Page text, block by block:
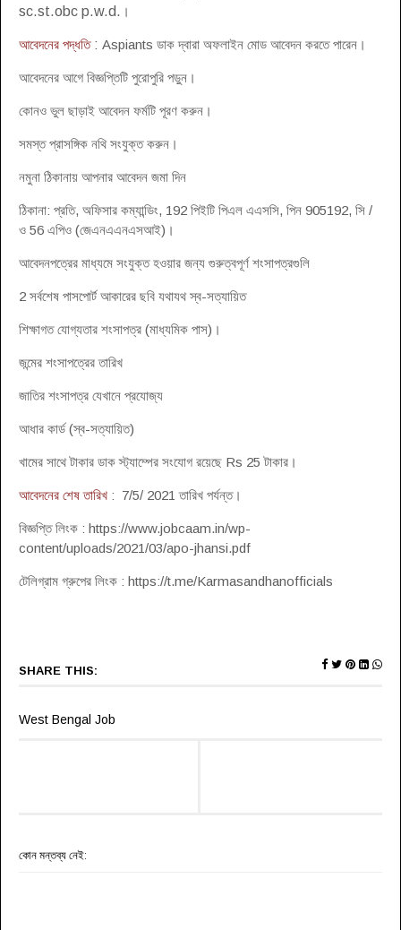
sc.st.obc p.w.d. ।
আবেদনের পদ্ধতি : Aspiants ডাক দ্বারা অফলাইন মোড আবেদন করতে পারেন।
আবেদনের আগে বিজ্ঞপ্তিটি পুরোপুরি পড়ুন।
কোনও ভুল ছাড়াই আবেদন ফর্মটি পূরণ করুন।
সমস্ত প্রাসঙ্গিক নথি সংযুক্ত করুন।
নমুনা ঠিকানায় আপনার আবেদন জমা দিন
ঠিকানা: প্রতি, অফিসার কম্যান্ডিং, 192 পিইটি পিএল এএসসি, পিন 905192, সি /
ও 56 এপিও (জেএনএএনএসআই)।
আবেদনপত্রের মাধ্যমে সংযুক্ত হওয়ার জন্য গুরুত্বপূর্ণ শংসাপত্রগুলি
2 সর্বশেষ পাসপোর্ট আকারের ছবি যথাযথ স্ব-সত্যায়িত
শিক্ষাগত যোগ্যতার শংসাপত্র (মাধ্যমিক পাস)।
জন্মের শংসাপত্রের তারিখ
জাতির শংসাপত্র যেখানে প্রযোজ্য
আধার কার্ড (স্ব-সত্যায়িত)
খামের সাথে টাকার ডাক স্ট্যাম্পের সংযোগ রয়েছে Rs 25 টাকার।
আবেদনের শেষ তারিখ : 7/5/ 2021 তারিখ পর্যন্ত।
বিজ্ঞপ্তি লিংক : https://www.jobcaam.in/wp-
content/uploads/2021/03/apo-jhansi.pdf
টেলিগ্রাম গ্রুপের লিংক : https://t.me/Karmasandhanofficials
SHARE THIS:
West Bengal Job
কোন মন্তব্য নেই: